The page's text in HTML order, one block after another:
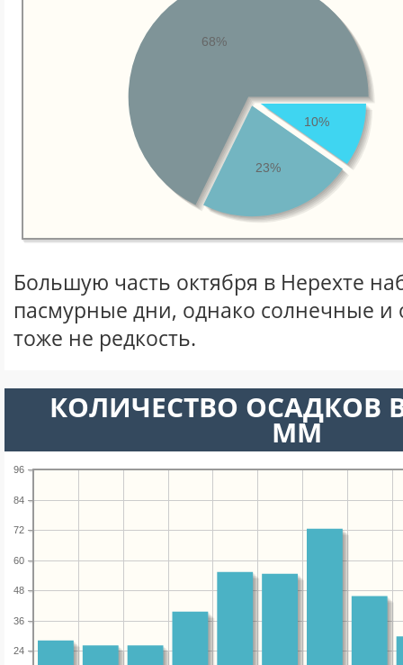
10%
23%
68%
Большую часть октября в Нерехте
пасмурные дни, однако солнечные
тоже не редкость.
КОЛИЧЕСТВО ОСАДКОВ
ММ
24
36
48
60
72
84
96